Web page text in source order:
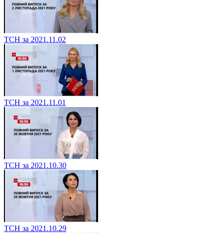
ТСН за 2021.11.02
ТСН за 2021.11.01
ТСН за 2021.10.30
ТСН за 2021.10.29